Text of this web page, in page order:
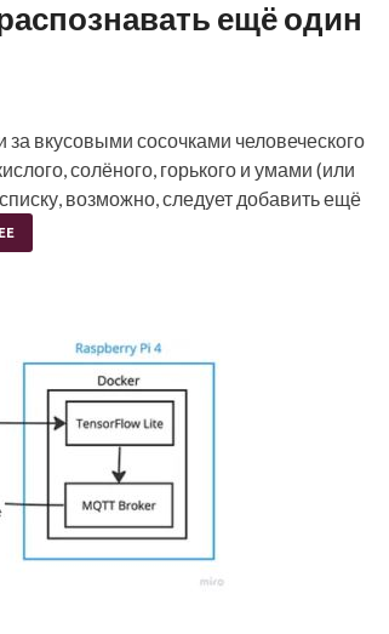
ещё один
вкусовыми сосочками человеческого
солёного, горького и умами (или
возможно, следует добавить ещё